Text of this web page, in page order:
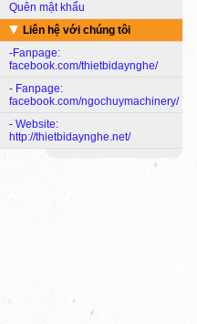
Quên mật khẩu
Liên hệ với chúng tôi
-Fanpage:
facebook.com/thietbidaynghe/
- Fanpage:
facebook.com/ngochuymachinery/
- Website:
http://thietbidaynghe.net/